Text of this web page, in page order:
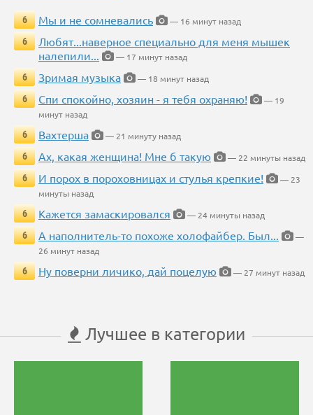
6 Мы и не сомневались
— 16 минут назад
6
Любят...наверное специально для меня мышек
налепили...
— 17 минут назад
6
Зримая музыка
— 18 минут назад
6
Спи спокойно, хозяин - я тебя охраняю!
— 19
минут назад
6
Вахтерша
— 21 минуту назад
6
Ах, какая женщина! Мне б такую
— 22 минуты назад
6
И порох в пороховницах и стулья крепкие!
— 23
минуты назад
6
Кажется замаскировался
— 24 минуты назад
6
А наполнитель-то похоже холофайбер. Был...
—
26 минут назад
6
Ну поверни личико, дай поцелую — 27 минут назад
Лучшее в категории